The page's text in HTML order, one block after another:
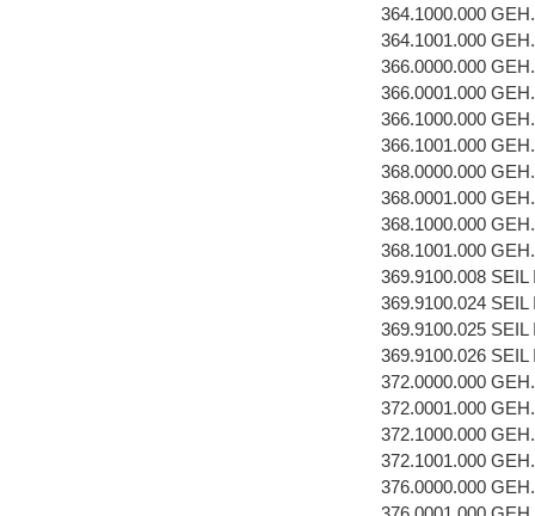
364.1000.000
364.1001.000
366.0000.000
366.0001.000
366.1000.000
366.1001.000
368.0000.000
368.0001.000
368.1000.000
368.1001.000
369.9100.008
369.9100.024
369.9100.025
369.9100.026
372.0000.000
372.0001.000
372.1000.000
372.1001.000
376.0000.000